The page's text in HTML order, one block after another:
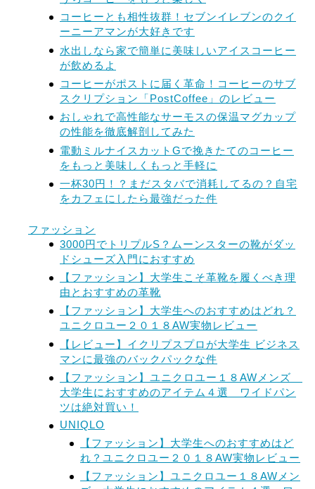
コーヒーとも相性抜群！セブンイレブンのクイ
ーニーアマンが大好きです
水出しなら家で簡単に美味しいアイスコーヒー
が飲めるよ
コーヒーがポストに届く革命！コーヒーのサブ
スクリプション「PostCoffee」のレビュー
おしゃれで高性能なサーモスの保温マグカップ
の性能を徹底解剖してみた
電動ミルナイスカットGで挽きたてのコーヒー
をもっと美味しくもっと手軽に
一杯30円！？まだスタバで消耗してるの？自宅
をカフェにしたら最強だった件
ファッション
3000円でトリプルS？ムーンスターの靴がダッ
ドシューズ入門におすすめ
【ファッション】大学生こそ革靴を履くべき理
由とおすすめの革靴
【ファッション】大学生へのおすすめはどれ？
ユニクロユー２０１８AW実物レビュー
【レビュー】イクリプスプロが大学生 ビジネス
マンに最強のバックパックな件
【ファッション】ユニクロユー１８AWメンズ
大学生におすすめのアイテム４選 ワイドパン
ツは絶対買い！
UNIQLO
【ファッション】大学生へのおすすめはど
れ？ユニクロユー２０１８AW実物レビュー
【ファッション】ユニクロユー１８AWメン